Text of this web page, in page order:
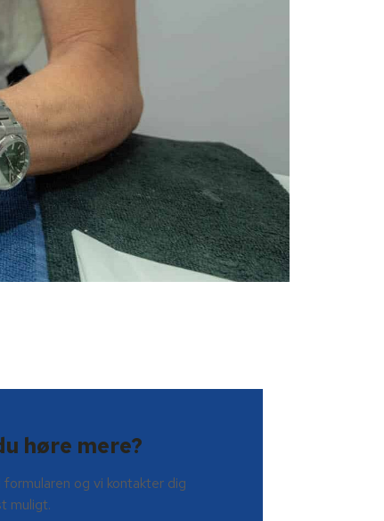
høre mere?
og vi kontakter dig
muligt.